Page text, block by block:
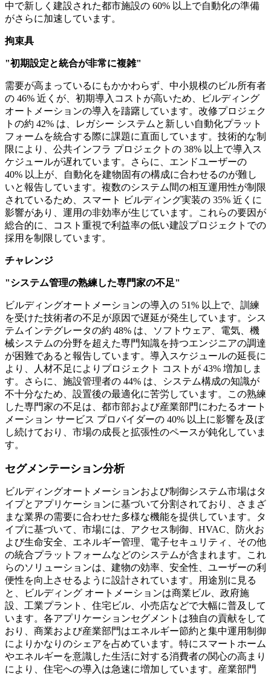
中で新しく建設された都市施設の 60% 以上で自動化の準備
がさらに加速しています。
拘束具
"初期設定と統合が非常に複雑"
需要が高まっているにもかかわらず、中小規模のビル所有者
の 46% 近くが、初期導入コストが高いため、ビルディング
オートメーションの導入を躊躇しています。改修プロジェク
トの約 42% は、レガシー システムと新しい自動化プラット
フォームを統合する際に課題に直面しています。技術的な制
限により、公共インフラ プロジェクトの 38% 以上で導入ス
ケジュールが遅れています。さらに、エンドユーザーの
40% 以上が、自動化を建物固有の構成に合わせるのが難し
いと報告しています。複数のシステム間の相互運用性が制限
されているため、スマート ビルディング実装の 35% 近くに
影響があり、運用の非効率が生じています。これらの要因が
総合的に、コスト重視で利益率の低い建設プロジェクトでの
採用を制限しています。
チャレンジ
"システム管理の熟練した専門家の不足"
ビルディングオートメーションの導入の 51% 以上で、訓練
を受けた技術者の不足が原因で遅延が発生しています。シス
テムインテグレータの約 48% は、ソフトウェア、電気、機
械システムの分野を超えた専門知識を持つエンジニアの調達
が困難であると報告しています。導入スケジュールの延長に
より、人材不足によりプロジェクト コストが 43% 増加しま
す。さらに、施設管理者の 44% は、システム構成の知識が
不十分なため、設置後の最適化に苦労しています。この熟練
した専門家の不足は、都市部および産業部門にわたるオート
メーション サービス プロバイダーの 40% 以上に影響を及ぼ
し続けており、市場の成長と拡張性のペースが鈍化していま
す。
セグメンテーション分析
ビルディングオートメーションおよび制御システム市場はタ
イプとアプリケーションに基づいて分割されており、さまざ
まな業界の需要に合わせた多様な機能を提供しています。タ
イプに基づいて、市場には、アクセス制御、HVAC、防火お
よび生命安全、エネルギー管理、電子セキュリティ、その他
の統合プラットフォームなどのシステムが含まれます。これ
らのソリューションは、建物の効率、安全性、ユーザーの利
便性を向上させるように設計されています。用途別に見る
と、ビルディング オートメーションは商業ビル、政府施
設、工業プラント、住宅ビル、小売店などで大幅に普及して
います。各アプリケーションセグメントは独自の貢献をして
おり、商業および産業部門はエネルギー節約と集中運用制御
によりかなりのシェアを占めています。特にスマートホーム
やエネルギーを意識した生活に対する消費者の関心の高まり
により、住宅への導入は急速に増加しています。産業部門